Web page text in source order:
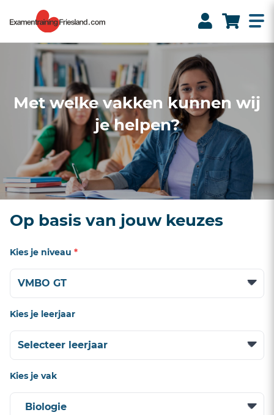
Met welke vakken kunnen wij
je helpen?
Op basis van jouw keuzes
Kies je niveau *
Kies je leerjaar
Kies je vak